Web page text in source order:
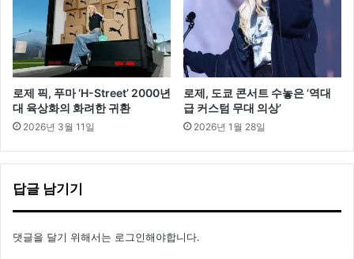
로제 픽, 푸마 ‘H-Street’ 2000년
대 육상화의 화려한 귀환
2026년 3월 11일
로제, 도쿄 콘서트 수놓은 ‘역대
급 커스텀 무대 의상’
2026년 1월 28일
답글 남기기
댓글을 달기 위해서는 로그인해야합니다.